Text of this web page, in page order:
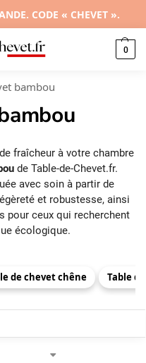
CODE « CHEVET ».
0
bambou
fraîcheur à votre chambre
de Table-de-Chevet.fr.
avec soin à partir de
et robustesse, ainsi
pour ceux qui recherchent
écologique.
de chevet chêne Table